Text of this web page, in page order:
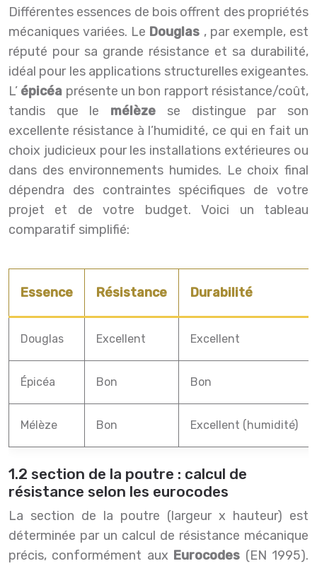
Différentes essences de bois offrent des propriétés
mécaniques variées. Le Douglas , par exemple, est
réputé pour sa grande résistance et sa durabilité,
idéal pour les applications structurelles exigeantes.
L’ épicéa présente un bon rapport résistance/coût,
tandis que le mélèze se distingue par son
excellente résistance à l’humidité, ce qui en fait un
choix judicieux pour les installations extérieures ou
dans des environnements humides. Le choix final
dépendra des contraintes spécifiques de votre
projet et de votre budget. Voici un tableau
comparatif simplifié:
Essence Résistance Durabilité
Douglas Excellent Excellent
Épicéa Bon Bon
Mélèze Bon Excellent (humidité)
1.2 section de la poutre : calcul de
résistance selon les eurocodes
La section de la poutre (largeur x hauteur) est
déterminée par un calcul de résistance mécanique
précis, conformément aux Eurocodes (EN 1995).